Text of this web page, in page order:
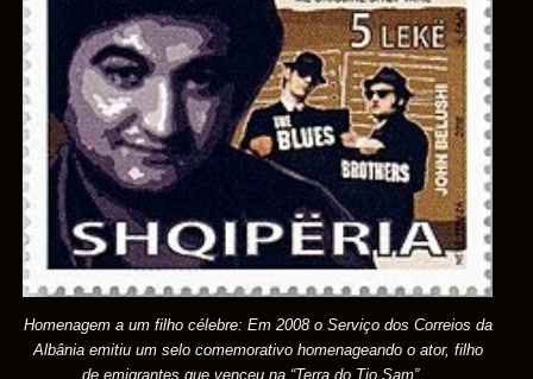
Homenagem a um filho célebre: Em 2008 o Serviço dos Correios da
Albânia emitiu um selo comemorativo homenageando o ator, filho
de emigrantes que venceu na “Terra do Tio Sam”...